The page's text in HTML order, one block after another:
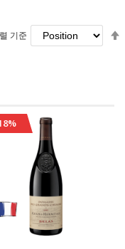
기준
기준